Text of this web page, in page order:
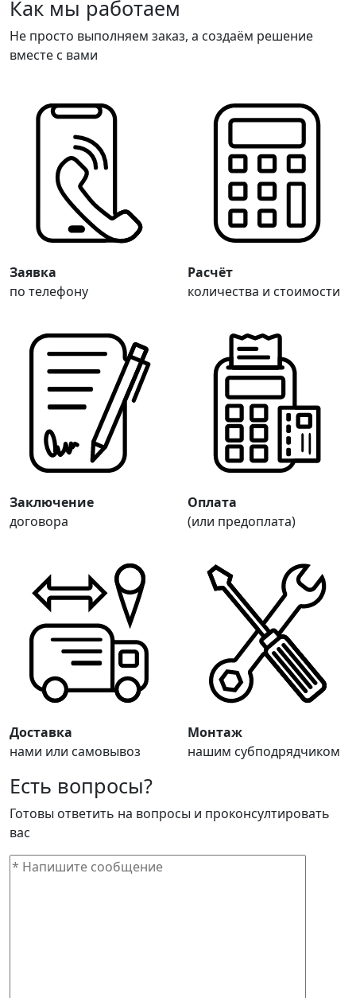
Как мы работаем
Не просто выполняем заказ, а создаём решение
вместе с вами
Заявка
по телефону
Расчёт
количества и стоимости
Заключение
договора
Оплата
(или предоплата)
Доставка
нами или самовывоз
Монтаж
нашим субподрядчиком
Есть вопросы?
Готовы ответить на вопросы и проконсултировать
вас